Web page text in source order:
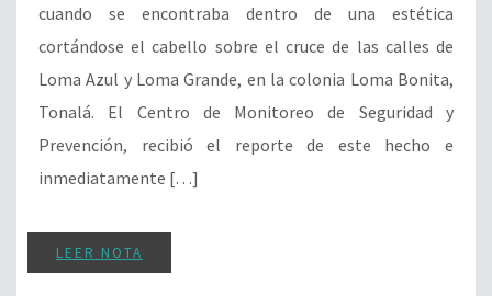
cuando se encontraba dentro de una estética
cortándose el cabello sobre el cruce de las calles de
Loma Azul y Loma Grande, en la colonia Loma Bonita,
Tonalá. El Centro de Monitoreo de Seguridad y
Prevención, recibió el reporte de este hecho e
inmediatamente […]
LEER NOTA